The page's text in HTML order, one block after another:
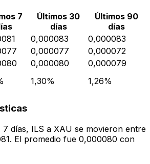
7
Últimos 30
días
Últimos 90
días
0,000083
0,000083
0,000077
0,000072
0,000080
0,000079
1,30% 1,26%
días, ILS a XAU se movieron entre
El promedio fue 0,000080 con